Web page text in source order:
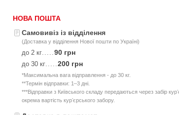
НОВА ПОШТА
Самовивіз із відділення
(Доставка у відділення Нової пошти по Україні)
до 2 кг.....90 грн
до 30 кг.....200 грн
*Максимальна вага відправлення - до 30 кг.
**Термін відправки: 1–3 дні.
***Відправки з Київського складу передаються через забір
окрема вартість курʼєрського забору.